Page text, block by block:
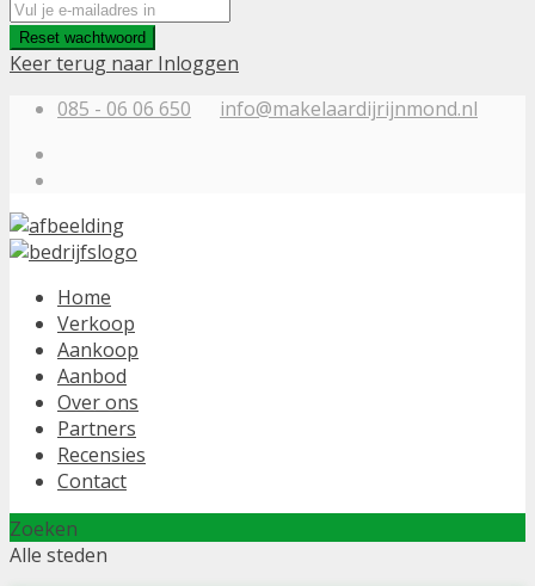
Reset wachtwoord
Keer terug naar Inloggen
085 - 06 06 650
info@makelaardijrijnmond.nl
Home
Verkoop
Aankoop
Aanbod
Over ons
Partners
Recensies
Contact
Zoeken
Alle steden